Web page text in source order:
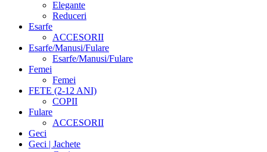
Elegante
Reduceri
Esarfe
ACCESORII
Esarfe/Manusi/Fulare
Esarfe/Manusi/Fulare
Femei
Femei
FETE (2-12 ANI)
COPII
Fulare
ACCESORII
Geci
Geci | Jachete